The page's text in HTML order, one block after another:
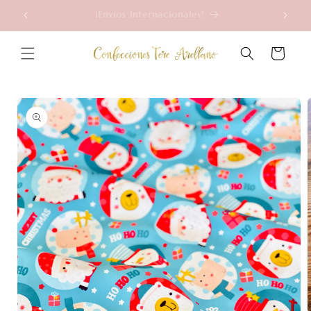
directamente
Compra Desde Medio Metro
Carrito
directamente
a la
información
del producto